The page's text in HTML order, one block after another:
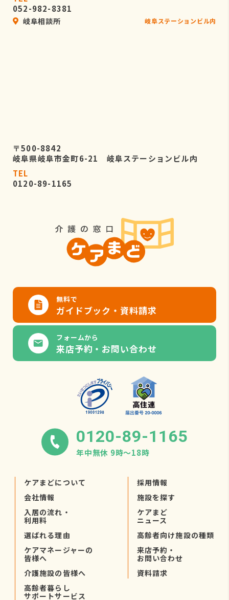
052-982-8381
岐阜相談所 岐阜ステーションビル内
〒500-8842
岐阜県岐阜市金町6-21 岐阜ステーションビル内
TEL
0120-89-1165
無料で
ガイドブック・資料請求
フォームから
来店予約・お問い合わせ
0120-89-1165
年中無休 9時〜18時
ケアまどについて
会社情報
入居の流れ・
利用料
選ばれる理由
ケアマネージャーの
皆様へ
介護施設の皆様へ
高齢者暮らし
サポートサービス
採用情報
施設を探す
ケアまど
ニュース
高齢者向け施設の種類
来店予約・
お問い合わせ
資料請求